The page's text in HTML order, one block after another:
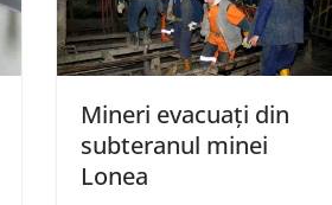
Mineri evacuați din
subteranul minei
Lonea